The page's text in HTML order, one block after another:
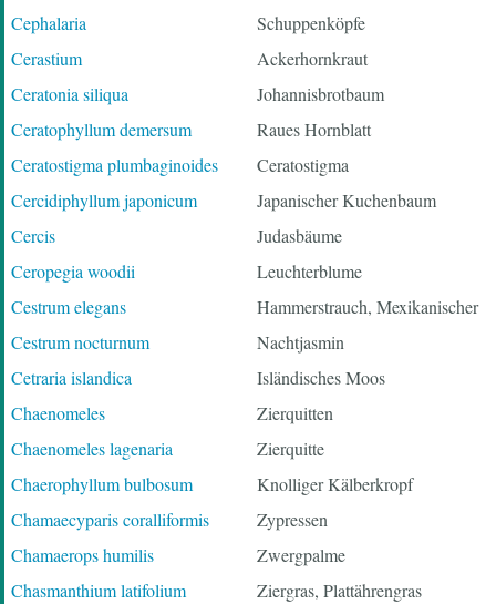
Cephalaria
Schuppenköpfe
Cerastium
Ackerhornkraut
Ceratonia siliqua
Johannisbrotbaum
Ceratophyllum demersum
Raues Hornblatt
Ceratostigma plumbaginoides
Ceratostigma
Cercidiphyllum japonicum
Japanischer Kuchenbaum
Cercis
Judasbäume
Ceropegia woodii
Leuchterblume
Cestrum elegans
Hammerstrauch, Mexikanischer
Cestrum nocturnum
Nachtjasmin
Cetraria islandica
Isländisches Moos
Chaenomeles
Zierquitten
Chaenomeles lagenaria
Zierquitte
Chaerophyllum bulbosum
Knolliger Kälberkropf
Chamaecyparis coralliformis
Zypressen
Chamaerops humilis
Zwergpalme
Chasmanthium latifolium
Ziergras, Plattährengras